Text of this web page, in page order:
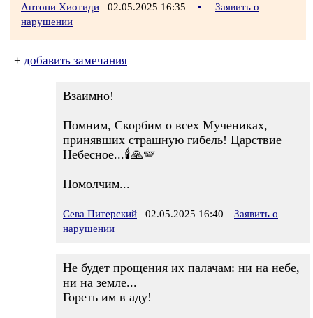
Антони Хиотиди 02.05.2025 16:35 •
Заявить о
нарушении
+ добавить замечания
Взаимно!
Помним, Скорбим о всех Мучениках,
принявших страшную гибель! Царствие
Небесное...🕯️🙏🪽
Помолчим...
Сева Питерский 02.05.2025 16:40
Заявить о
нарушении
Не будет прощения их палачам: ни на небе,
ни на земле...
Гореть им в аду!